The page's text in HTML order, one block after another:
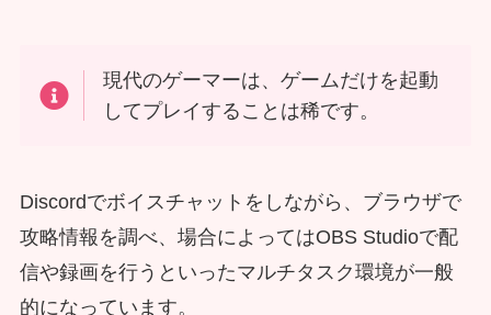
現代のゲーマーは、ゲームだけを起動
してプレイすることは稀です。
Discordでボイスチャットをしながら、ブラウザで
攻略情報を調べ、場合によってはOBS Studioで配
信や録画を行うといったマルチタスク環境が一般
的になっています。